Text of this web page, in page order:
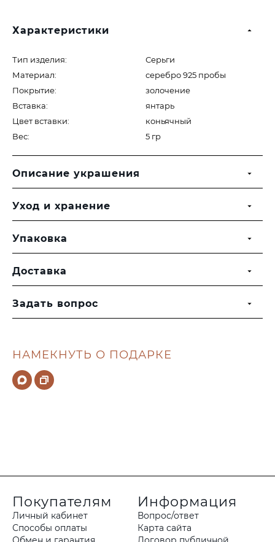
НАМЕКНУТЬ О ПОДАРКЕ
Характеристики
Тип изделия:
Серьги
Материал:
серебро 925 пробы
Покрытие:
золочение
Вставка:
янтарь
Цвет вставки:
коньячный
Вес:
5 гр
Описание украшения
Уход и хранение
Упаковка
Доставка
Задать вопрос
Покупателям
Личный кабинет
Способы оплаты
Информация
Вопрос/ответ
Карта сайта